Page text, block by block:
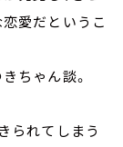
愛だというこ
ちゃん談。
られてしまう